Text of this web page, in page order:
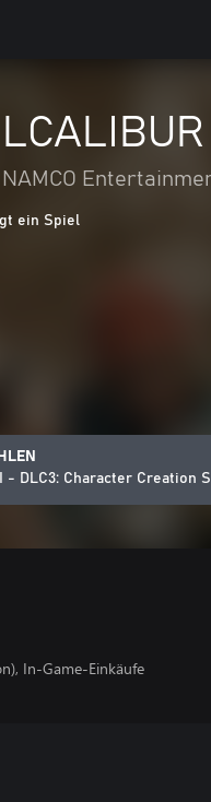
NAMCO
ein Spiel
- DLC3: Character Creation
In-Game-Einkäufe